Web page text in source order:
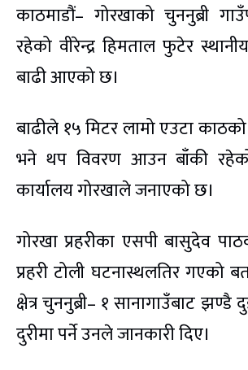
काठमाडौं– गोरखाको चुननुब्री
रहेको वीरेन्द्र हिमताल फुटेर
बाढी आएको छ।
बाढीले १५ मिटर लामो एउटा
भने थप विवरण आउन बाँकी रहेको
कार्यालय गोरखाले जनाएको छ।
गोरखा प्रहरीका एसपी बासुदेव
प्रहरी टोली घटनास्थलतिर गएको
क्षेत्र चुननुब्री– १ सानागाउँबाट
दुरीमा पर्ने उनले जानकारी दिए।